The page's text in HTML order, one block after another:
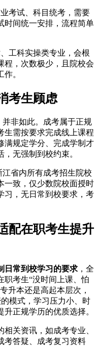
考试、科目统考，需要
时间统一安排，流程简单
工科实操类专业，会根
程，次数极少，且院校会
。
考生顾虑
非如此。成考属于正规
生需按要求完成线上课程
满规定学分、完成学制才
无强制到校约束。
省内所有成考招生院校
一致，仅少数院校面授时
习，无日常到校要求，考
配在职考生提升
日常到校学习的要求 ，全
职考生“没时间上课、怕
升本还是高起本层次，
模式，学习压力小、时
正规学历的优质选择。
相关资讯，如成考专业、
考答疑、成考复习资料